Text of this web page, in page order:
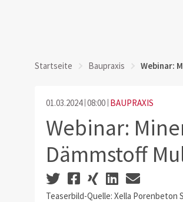
Startseite Baupraxis Webinar:
01.03.2024 08:00 BAUPRAXIS
Webinar:
Dämmstoff
Teaserbild-Quelle: Xella Porenbeton